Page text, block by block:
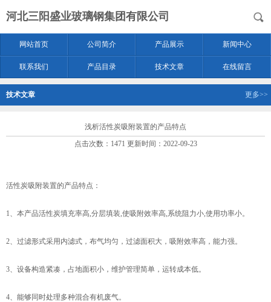
河北三阳盛业玻璃钢集团有限公司
网站首页 公司简介 产品展示 新闻中心
联系我们 产品目录 技术文章 在线留言
技术文章 更多>>
浅析活性炭吸附装置的产品特点
点击次数：1471 更新时间：2022-09-23
活性炭吸附装置的产品特点：
1、本产品活性炭填充率高,分层填装,使吸附效率高,系统阻力小,使用功率小。
2、过滤形式采用内滤式，布气均匀，过滤面积大，吸附效率高，能力强。
3、设备构造紧凑，占地面积小，维护管理简单，运转成本低。
4、能够同时处理多种混合有机废气。